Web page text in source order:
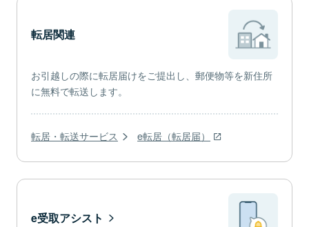
転居関連
お引越しの際に転居届けをご提出し、郵便物等を新住所
に無料で転送します。
転居・転送サービス e転居（転居届）
e受取アシスト